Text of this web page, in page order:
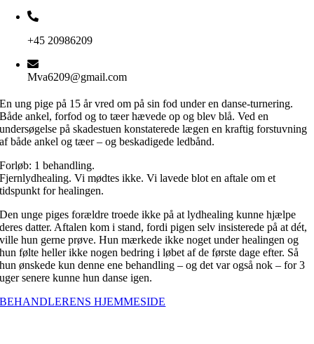
+45 20986209
Mva6209@gmail.com
En ung pige på 15 år vred om på sin fod under en danse-turnering.
Både ankel, forfod og to tæer hævede op og blev blå. Ved en
undersøgelse på skadestuen konstaterede lægen en kraftig forstuvning
af både ankel og tæer – og beskadigede ledbånd.
Forløb: 1 behandling.
Fjernlydhealing. Vi mødtes ikke. Vi lavede blot en aftale om et
tidspunkt for healingen.
Den unge piges forældre troede ikke på at lydhealing kunne hjælpe
deres datter. Aftalen kom i stand, fordi pigen selv insisterede på at dét,
ville hun gerne prøve. Hun mærkede ikke noget under healingen og
hun følte heller ikke nogen bedring i løbet af de første dage efter. Så
hun ønskede kun denne ene behandling – og det var også nok – for 3
uger senere kunne hun danse igen.
BEHANDLERENS HJEMMESIDE